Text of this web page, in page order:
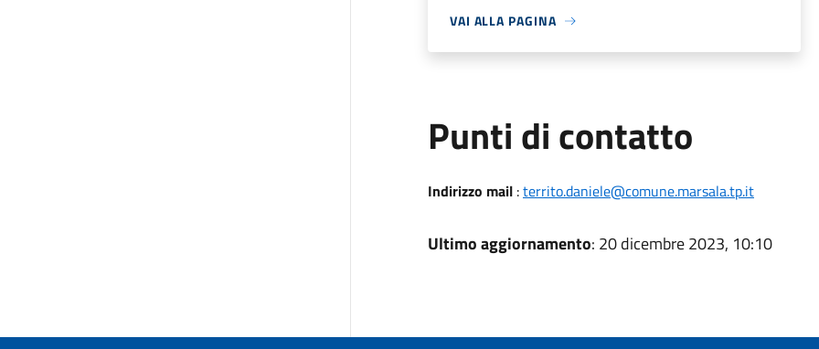
VAI ALLA PAGINA
Punti di contatto
Indirizzo mail:territo.daniele@comune.marsala.tp.it
Ultimo aggiornamento: 20 dicembre 2023, 10:10